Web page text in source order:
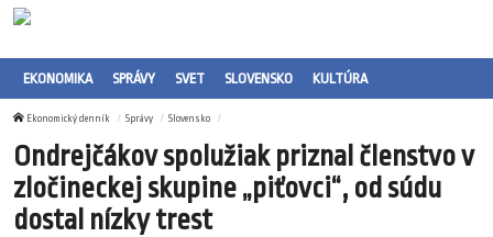
EKONOMIKA SPRÁVY SVET SLOVENSKO KULTÚRA
Ekonomický denník Správy Slovensko
Ondrejčákov spolužiak priznal členstvo v
zločineckej skupine „piťovci“, od súdu
dostal nízky trest